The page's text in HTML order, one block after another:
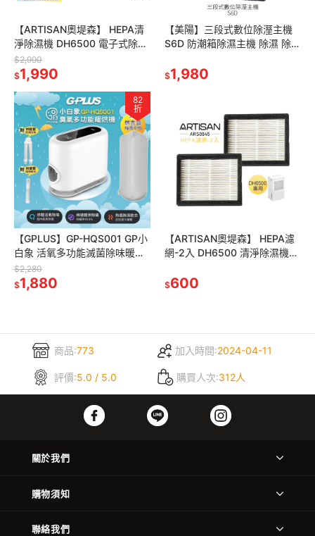
【ARTISAN奧堤森】 HEPA清
淨除濕機 DH6500 電子式除濕
機
$2,990
$1,990
【美陽】三段式數位除溼主機
S6D 防潮箱除濕主機 除濕 除溼
控制 台灣製造 DIY防潮
$1,980
82
折
【GPLUS】GP-HQS001 GP小
白象 活氧多功能滅菌除味暖烘
機 烘被機 烘鞋機-內附烘衣袋
$2,280
$1,880
【ARTISAN奧堤森】 HEPA濾
網-2入 DH6500 清淨除濕機專
$600
商品:773 加入時間:2024-04-11
評價:5.0 / 5.0 購買人次:312人
關於我們
購物須知
聯絡我們